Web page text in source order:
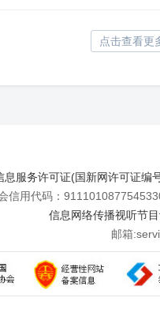
点击查看更
息服务许可证(国新网许可证编
信用代码：
信息网络传播视听节
邮箱